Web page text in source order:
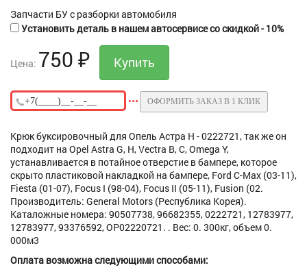
Запчасти БУ с разборки автомобиля
Установить деталь в нашем автосервисе со скидкой - 10%
Цена: 750 ₽
ОФОРМИТЬ ЗАКАЗ В 1 КЛИК
Крюк буксировочный для Опель Астра H - 0222721, так же он
подходит на Opel Astra G, H, Vectra B, C, Omega Y,
устанавливается в потайное отверстие в бампере, которое
скрыто пластиковой накладкой на бампере, Ford C-Max (03-11),
Fiesta (01-07), Focus I (98-04), Focus II (05-11), Fusion (02.
Производитель: General Motors (Республика Корея).
Каталожные номера: 90507738, 96682355, 0222721, 12783977,
12783977, 93376592, OP02220721. . Вес: 0. 300кг, объем 0.
000м3
Оплата возможна следующими способами: